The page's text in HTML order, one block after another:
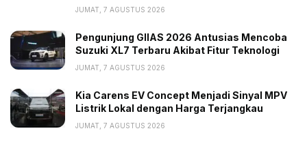
JUMAT, 7 AGUSTUS 2026
Pengunjung GIIAS 2026 Antusias Mencoba
Suzuki XL7 Terbaru Akibat Fitur Teknologi
JUMAT, 7 AGUSTUS 2026
Kia Carens EV Concept Menjadi Sinyal MPV
Listrik Lokal dengan Harga Terjangkau
JUMAT, 7 AGUSTUS 2026